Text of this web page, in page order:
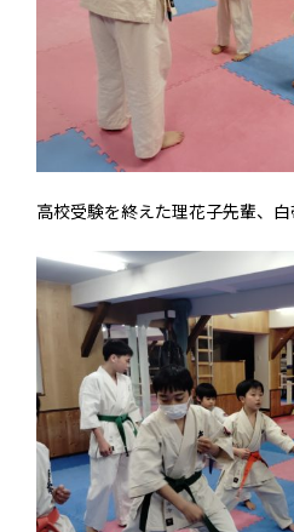
高校受験を終えた理花子先輩、白